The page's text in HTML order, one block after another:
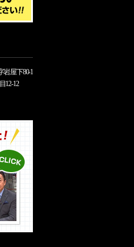
岩屋下80-1
12-12